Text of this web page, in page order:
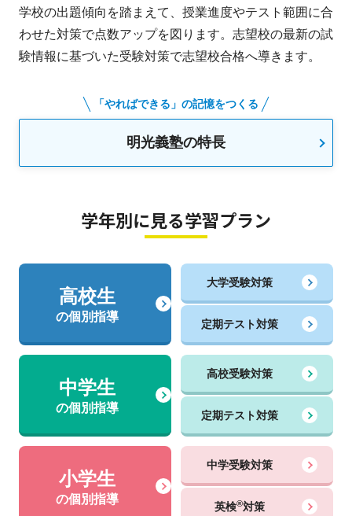
学校の出題傾向を踏まえて、授業進度やテスト範囲に合
わせた対策で点数アップを図ります。志望校の最新の試
験情報に基づいた受験対策で志望校合格へ導きます。
「やればできる」の記憶をつくる
明光義塾の特長
学年別に見る学習プラン
高校生
の個別指導
大学受験対策
定期テスト対策
中学生
の個別指導
高校受験対策
定期テスト対策
小学生
の個別指導
中学受験対策
英検®対策